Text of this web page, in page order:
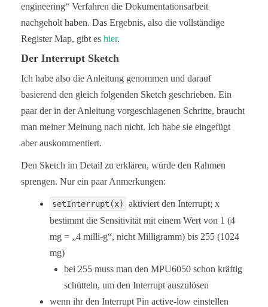
engineering“ Verfahren die Dokumentationsarbeit
nachgeholt haben. Das Ergebnis, also die vollständige
Register Map, gibt es hier.
Der Interrupt Sketch
Ich habe also die Anleitung genommen und darauf
basierend den gleich folgenden Sketch geschrieben. Ein
paar der in der Anleitung vorgeschlagenen Schritte, braucht
man meiner Meinung nach nicht. Ich habe sie eingefügt
aber auskommentiert.
Den Sketch im Detail zu erklären, würde den Rahmen
sprengen. Nur ein paar Anmerkungen:
setInterrupt(x)
aktiviert den Interrupt; x
bestimmt die Sensitivität mit einem Wert von 1 (4
mg = „4 milli-g“, nicht Milligramm) bis 255 (1024
mg)
bei 255 muss man den MPU6050 schon kräftig
schütteln, um den Interrupt auszulösen
wenn ihr den Interrupt Pin active-low einstellen